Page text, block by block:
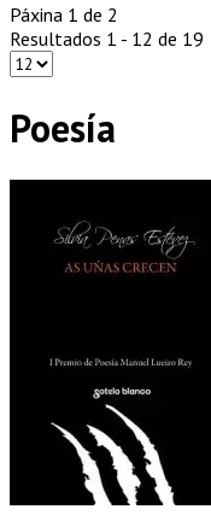
Páxina 1 de 2
Resultados 1 - 12 de 19
Poesía